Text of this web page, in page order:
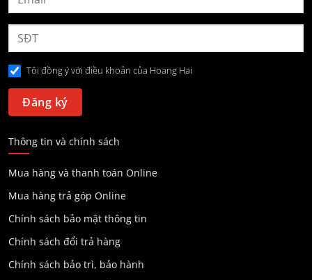
Tôi đồng ý với điều khoản của Hoang Hai
Thông tin và chính sách
Mua hàng và thanh toán Online
Mua hàng trả góp Online
Chính sách bảo mật thông tin
Chính sách đổi trả hàng
Chính sách bảo trì, bảo hành